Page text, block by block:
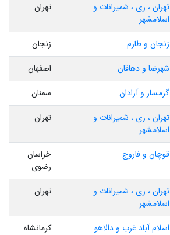
تهران ، ری ، شمیرانات و
اسلامشهر
تهران
زنجان و طارم
زنجان
شهرضا و دهاقان
اصفهان
گرمسار و آرادان
سمنان
تهران ، ری ، شمیرانات و
اسلامشهر
تهران
قوچان و فاروج
خراسان
رضوی
تهران ، ری ، شمیرانات و
اسلامشهر
تهران
اسلام آباد غرب و دالاهو
کرمانشاه